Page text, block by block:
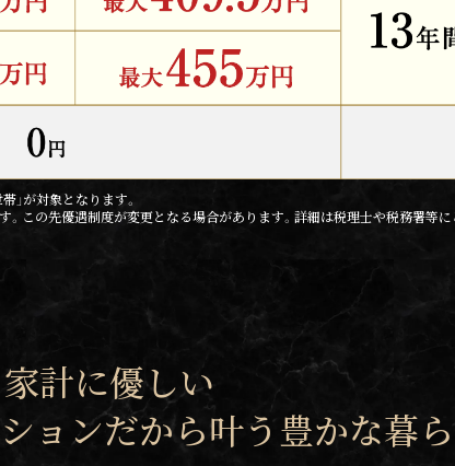
」が対象となります。
この先優遇制度が変更となる場合があります。詳細は税理士や税務署等に
家計に優しい
ションだから叶う豊かな暮